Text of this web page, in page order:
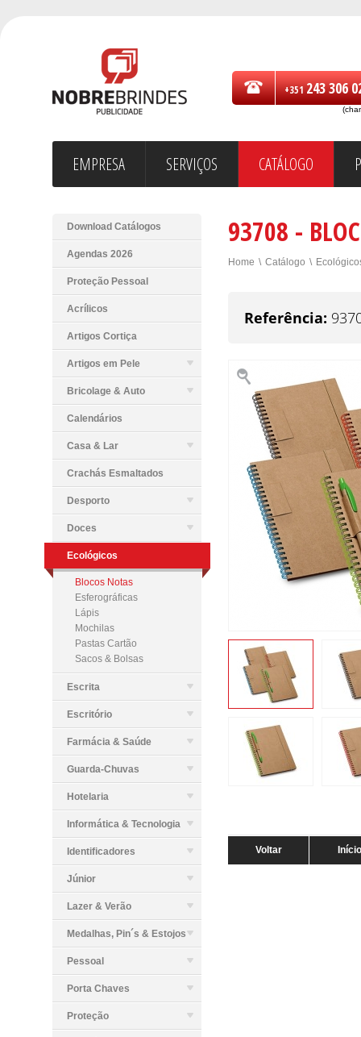
+351243 306
EMPRESA SERVIÇOS CATÁLOGO
Download Catálogos
Agendas 2026
Proteção Pessoal
Acrílicos
Artigos Cortiça
Artigos em Pele
Bricolage & Auto
Calendários
Casa & Lar
Crachás Esmaltados
Desporto
Doces
Ecológicos
Blocos Notas
Esferográficas
Lápis
Mochilas
Pastas Cartão
Sacos & Bolsas
Escrita
Escritório
Farmácia & Saúde
Guarda-Chuvas
Hotelaria
Informática & Tecnologia
Identificadores
Júnior
Lazer & Verão
Medalhas, Pin´s & Estojos
Pessoal
Porta Chaves
Proteção
93708 -
Home \ Catálogo \
Referência:
Voltar Início